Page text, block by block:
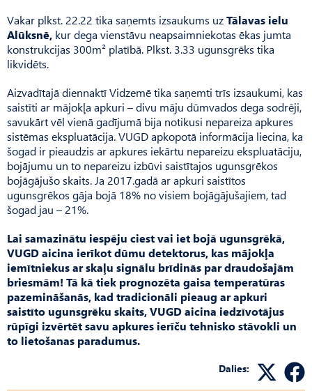
Vakar plkst. 22.22 tika saņemts izsaukums uzTālavas ielu
Alūksnē, kur dega vienstāvu neapsaimniekotas ēkas jumta
konstrukcijas 300m² platībā. Plkst. 3.33 ugunsgrēks tika
likvidēts.
Aizvadītajā diennaktī Vidzemē tika saņemti trīs izsaukumi, kas
saistīti ar mājokļa apkuri – divu māju dūmvados dega sodrēji,
savukārt vēl vienā gadījumā bija notikusi nepareiza apkures
sistēmas ekspluatācija. VUGD apkopotā informācija liecina, ka
šogad ir pieaudzis ar apkures iekārtu nepareizu ekspluatāciju,
bojājumu un to nepareizu izbūvi saistītajos ugunsgrēkos
bojāgājušo skaits. Ja 2017.gadā ar apkuri saistītos
ugunsgrēkos gāja bojā 18% no visiem bojāgājušajiem, tad
šogad jau – 21%.
Lai samazinātu iespēju ciest vai iet bojā ugunsgrēkā,
VUGD aicina ierīkot dūmu detektorus, kas mājokļa
iemītniekus ar skaļu signālu brīdinās par draudošajām
briesmām! Tā kā tiek prognozēta gaisa temperatūras
pazemināšanās, kad tradicionāli pieaug ar apkuri
saistīto ugunsgrēku skaits, VUGD aicina iedzīvotājus
rūpīgi izvērtēt savu apkures ierīču tehnisko stāvokli un
to lietošanas paradumus.
Dalies: